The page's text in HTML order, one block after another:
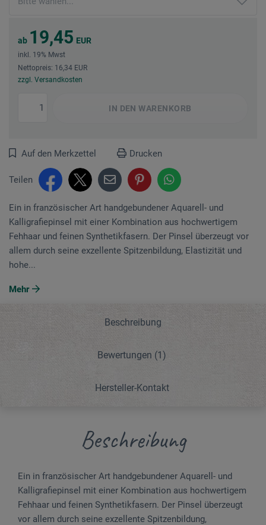
ab 19,45 EUR
inkl. 19% Mwst
Nettopreis: 16,34 EUR
zzgl. Versandkosten
IN DEN WARENKORB
Auf den Merkzettel Drucken
Teilen
Ein in französischer Art handgebundener Aquarell- und
Kalligrafiepinsel mit einer Kombination aus hochwertigem
Fehhaar und feinen Synthetikfasern. Der Pinsel überzeugt vor
allem durch seine exzellente Spitzenbildung, Elastizität und
hohe...
Mehr
Beschreibung
Bewertungen (1)
Hersteller-Kontakt
Beschreibung
Ein in französischer Art handgebundener Aquarell- und
Kalligrafiepinsel mit einer Kombination aus hochwertigem
Fehhaar und feinen Synthetikfasern. Der Pinsel überzeugt
vor allem durch seine exzellente Spitzenbildung,